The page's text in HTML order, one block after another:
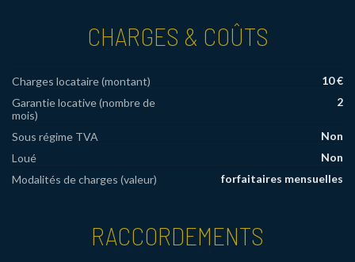
CHARGES & COÛTS
Charges locataire (montant)
10 €
Garantie locative (nombre de
mois)
2
Sous régime TVA
Non
Loué
Non
Modalités de charges (valeur)
forfaitaires mensuelles
RACCORDEMENTS